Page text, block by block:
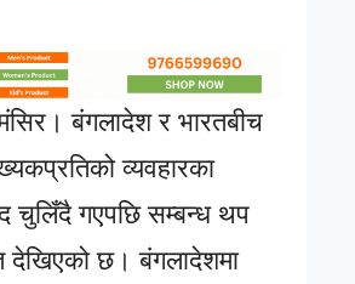
बंगलादेश र भारतबीच
व्यवहारका
चुलिँदै गएपछि सम्बन्ध थप
छ। बंगलादेशमा